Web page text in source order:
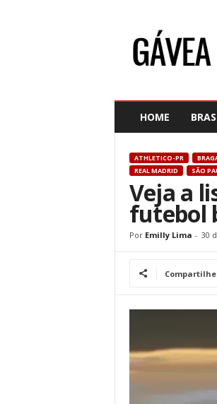
HOME
ATHLETICO-PR
REAL MADRID
SÃO
Veja a
futebol
Por Emilly Lima - 30